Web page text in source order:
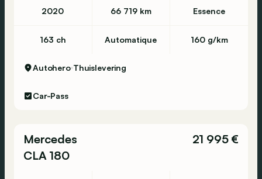
2020 66 719 km Essence
163 ch Automatique 160 g/km
Autohero Thuislevering
Car-Pass
Mercedes
CLA 180
21 995 €